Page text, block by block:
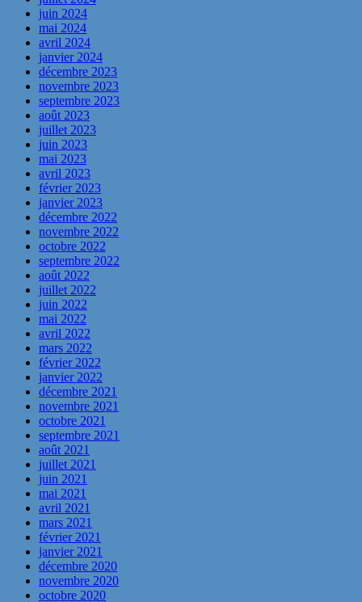
juin 2024
mai 2024
avril 2024
janvier 2024
décembre 2023
novembre 2023
septembre 2023
août 2023
juillet 2023
juin 2023
mai 2023
avril 2023
février 2023
janvier 2023
décembre 2022
novembre 2022
octobre 2022
septembre 2022
août 2022
juillet 2022
juin 2022
mai 2022
avril 2022
mars 2022
février 2022
janvier 2022
décembre 2021
novembre 2021
octobre 2021
septembre 2021
août 2021
juillet 2021
juin 2021
mai 2021
avril 2021
mars 2021
février 2021
janvier 2021
décembre 2020
novembre 2020
octobre 2020